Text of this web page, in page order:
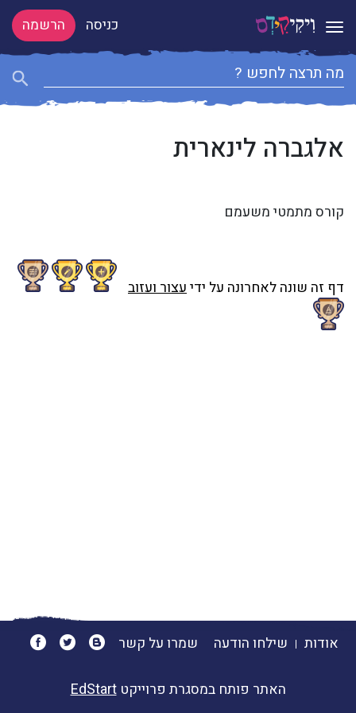
Toggle navigation כניסה הרשמה
אלגברה לינארית
קורס מתמטי משעמם
דף זה שונה לאחרונה על ידיעצור ועזוב
אודות שילחו הודעה שמרו על קשר
האתר פותח במסגרת פרוייקטEdStart